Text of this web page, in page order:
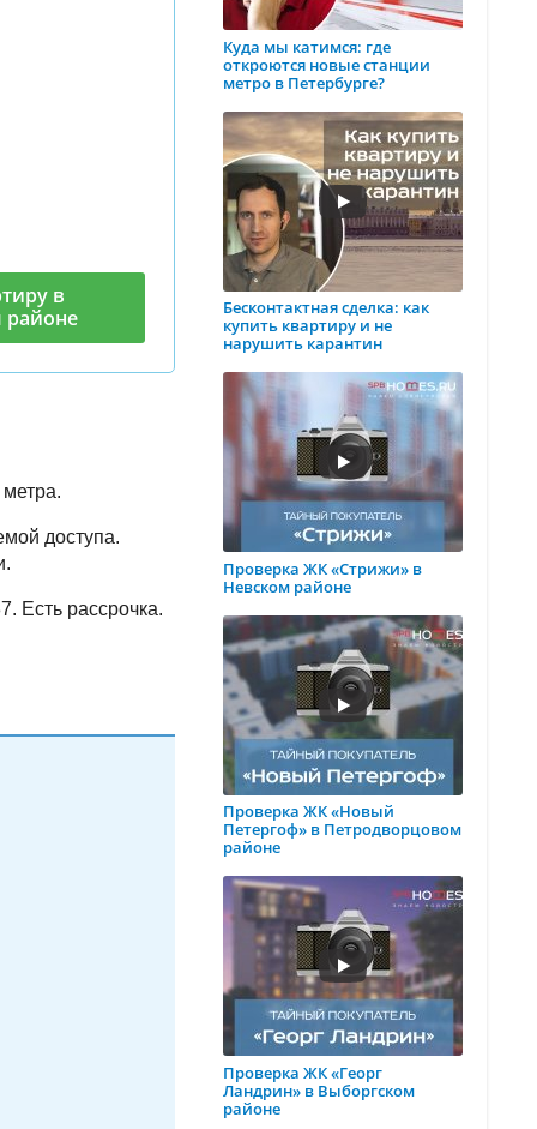
в
районе
доступа.
Есть рассрочка.
Куда мы катимся: где
откроются новые станции
метро в Петербурге?
Бесконтактная сделка: как
купить квартиру и не
нарушить карантин
Проверка ЖК «Стрижи» в
Невском районе
Проверка ЖК «Новый
Петергоф» в Петродворцовом
районе
Проверка ЖК «Георг
Ландрин» в Выборгском
районе